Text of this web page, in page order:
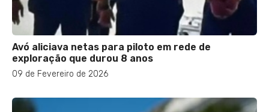
Avó aliciava netas para piloto em rede de
exploração que durou 8 anos
09 de Fevereiro de 2026